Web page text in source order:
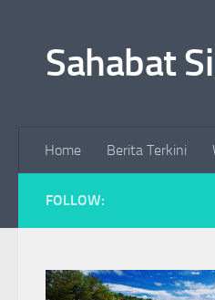
Sahabat
Home Berita Terkini
FOLLOW: